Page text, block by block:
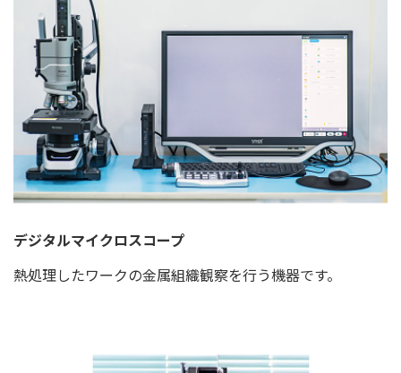
デジタルマイクロスコープ
熱処理したワークの金属組織観察を行う機器です。